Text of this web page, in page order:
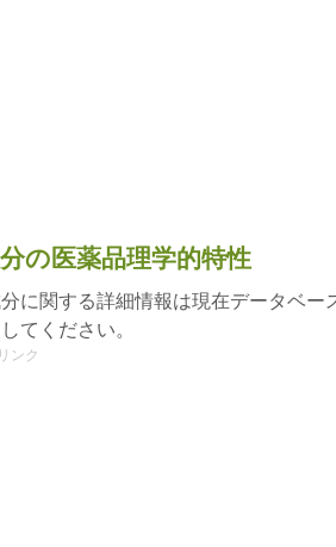
の医薬品理学的特性
に関する詳細情報は現在データベー
てください。
ンク